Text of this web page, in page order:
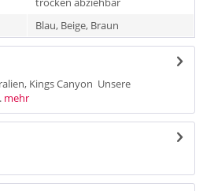
Blau, Beige, Braun
Kings Canyon Unsere
mehr